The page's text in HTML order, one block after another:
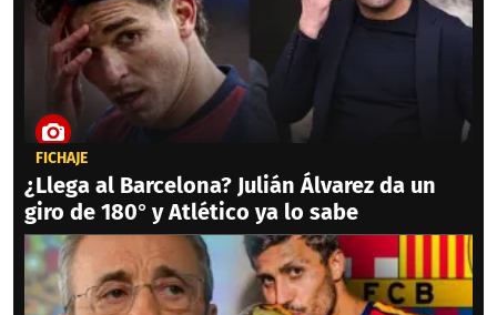
FICHAJE
¿Llega al Barcelona? Julián Álvarez da un
giro de 180° y Atlético ya lo sabe